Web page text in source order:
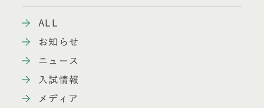
ALL
お知らせ
ニュース
入試情報
メディア